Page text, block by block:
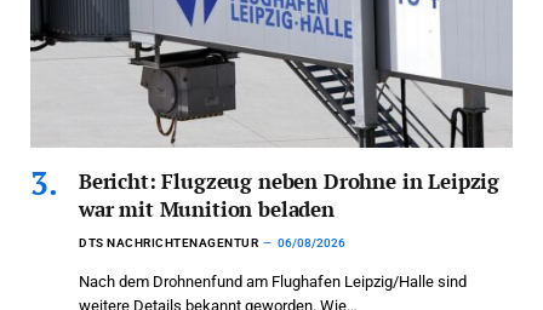
Bericht: Flugzeug neben Drohne in Leipzig
war mit Munition beladen
DTS NACHRICHTENAGENTUR 06/08/2026
Nach dem Drohnenfund am Flughafen Leipzig/Halle sind
weitere Details bekannt geworden. Wie…